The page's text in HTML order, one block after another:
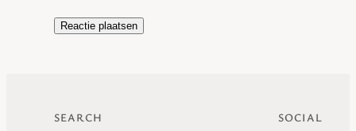
SEARCH SOCIAL